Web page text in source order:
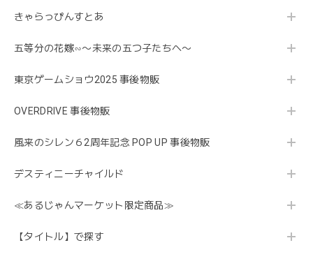
きゃらっぴんすとあ
五等分の花嫁∽〜未来の五つ子たちへ〜
東京ゲームショウ2025 事後物販
OVERDRIVE 事後物販
風来のシレン６2周年記念 POP UP 事後物販
デスティニーチャイルド
≪あるじゃんマーケット限定商品≫
【タイトル】で探す